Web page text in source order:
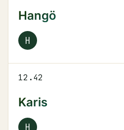
Hangö
H
12.42
Karis
H